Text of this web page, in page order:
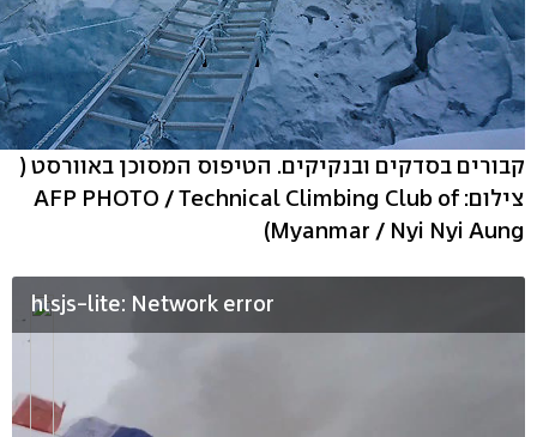
קבורים בסדקים ובנקיקים. הטיפוס המסוכן באוורסט (
צילום: AFP PHOTO / Technical Climbing Club of
Myanmar / Nyi Nyi Aung)
hlsjs-lite: Network error